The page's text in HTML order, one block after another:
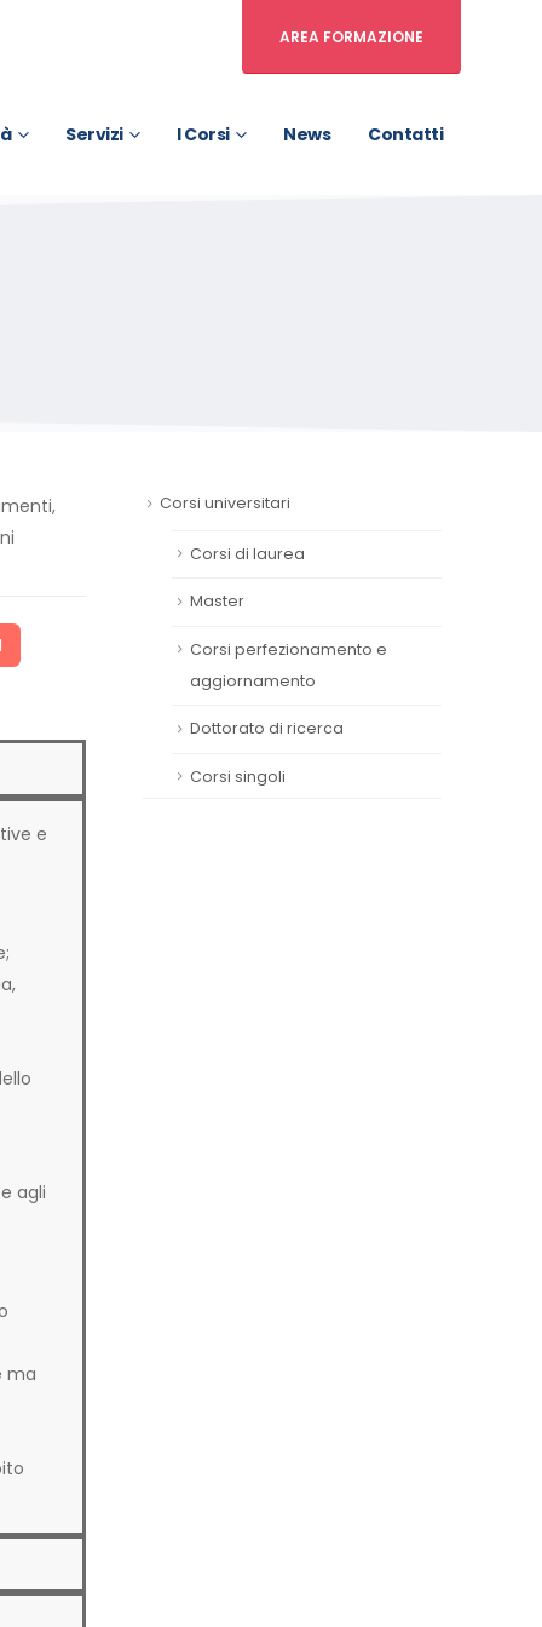
AREA FORMAZIONE
Servizi I Corsi News Contatti
e
agli
ma
Corsi universitari
Corsi di laurea
Master
Corsi perfezionamento e
aggiornamento
Dottorato di ricerca
Corsi singoli